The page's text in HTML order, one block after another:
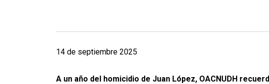
14 de septiembre 2025
A un año del homicidio de Juan López, OACNUDH